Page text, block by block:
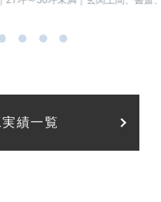
ースペース）
績一覧